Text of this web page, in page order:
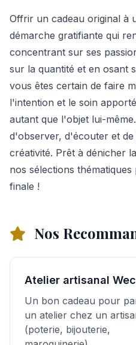
Offrir un cadeau original à
démarche gratifiante qui
concentrant sur ses
sur la quantité et en osant
vous êtes certain de faire
l'intention et le soin
autant que l'objet lui-
d'observer, d'écouter et
créativité. Prêt à dénicher
nos sélections
finale !
Nos
Atelier artisanal
Un bon cadeau pour
un atelier chez un
(poterie, bijouterie,